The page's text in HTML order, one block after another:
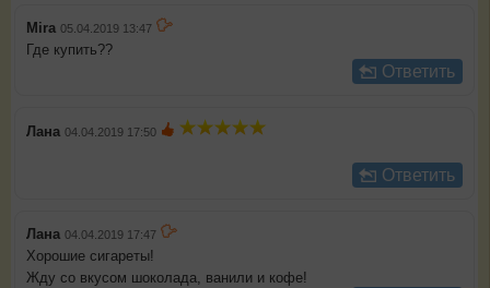
Mira 05.04.2019 13:47
Где купить??
Ответить
Лана 04.04.2019 17:50
Ответить
Лана 04.04.2019 17:47
Хорошие сигареты!
Жду со вкусом шоколада, ванили и кофе!